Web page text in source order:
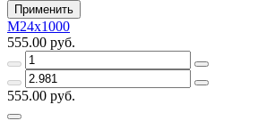
Применить
М24х1000
555.00 руб.
555.00 руб.